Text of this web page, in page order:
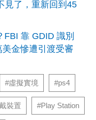
見了，重新回到45
FBI 靠 GDID 識別
金慘遭引渡受審
#虛擬實境 #ps4
裝置 #Play Station